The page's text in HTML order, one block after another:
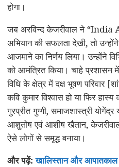
होगा।
जब अरविन्द केजरीवाल ने
अभियान की सफलता देखी, तो उन्होंने
आजमाने का निर्णय लिया। उन्होंने
को आमंत्रित किया। चाहे प्रशासन
विधि के क्षेत्र में दक्ष भूषण परिवार
कवि कुमार विश्वास हो या फिर
गुरप्रीत गुग्गी, समाजशास्त्री
आशुतोष एवं आशीष खैतान,
ऐसे लोगों से समृद्ध बनाया।
और पढ़ें:खालिस्तान और